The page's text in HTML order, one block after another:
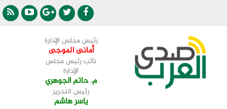
رئيس مجلس الإدارة
أمانى الموجى
نائب رئيس مجلس
الإدارة
م. حاتم الجوهري
رئيس التحرير
ياسر هاشم